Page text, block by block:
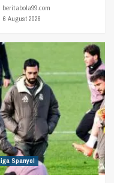
beritabola99.com
6 August 2026
Spanyol